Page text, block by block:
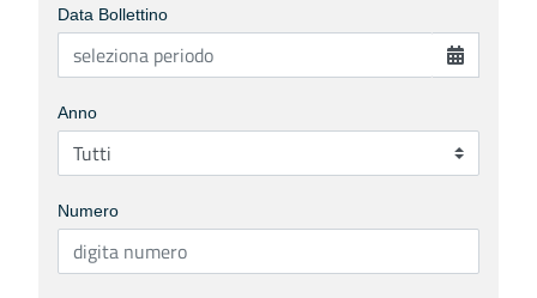
Data Bollettino
Anno
Numero